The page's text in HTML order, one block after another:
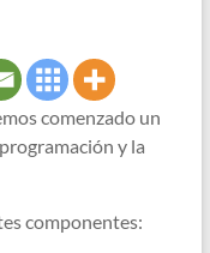
comenzado un
y la
componentes: